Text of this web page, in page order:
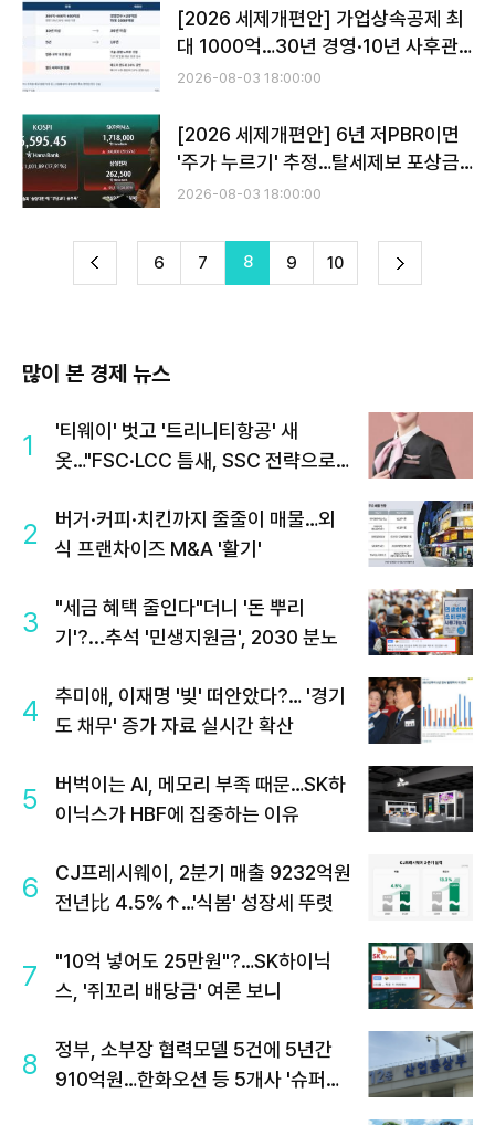
[2026 세제개편안] 가업상속공제 최
대 1000억…30년 경영·10년 사후관
리로 문턱 높인다
2026-08-03 18:00:00
[2026 세제개편안] 6년 저PBR이면
'주가 누르기' 추정…탈세제보 포상금
상한 없앤다
2026-08-03 18:00:00
이 6 7 8 9 10 다
많이 본 경제 뉴스
1
'티웨이' 벗고 '트리니티항공' 새
옷…"FSC·LCC 틈새, SSC 전략으로
2
버거·커피·치킨까지 줄줄이 매물…외
식 프랜차이즈 M&A '활기'
3
"세금 혜택 줄인다"더니 '돈 뿌리
기'?...추석 '민생지원금', 2030 분노
4
추미애, 이재명 '빚' 떠안았다?… '경기
도 채무' 증가 자료 실시간 확산
5
버벅이는 AI, 메모리 부족 때문…SK하
이닉스가 HBF에 집중하는 이유
6
CJ프레시웨이, 2분기 매출 9232억원
전년比 4.5%↑…'식봄' 성장세 뚜렷
7
"10억 넣어도 25만원"?…SK하이닉
스, '쥐꼬리 배당금' 여론 보니
8
정부, 소부장 협력모델 5건에 5년간
910억원…한화오션 등 5개사 '슈퍼